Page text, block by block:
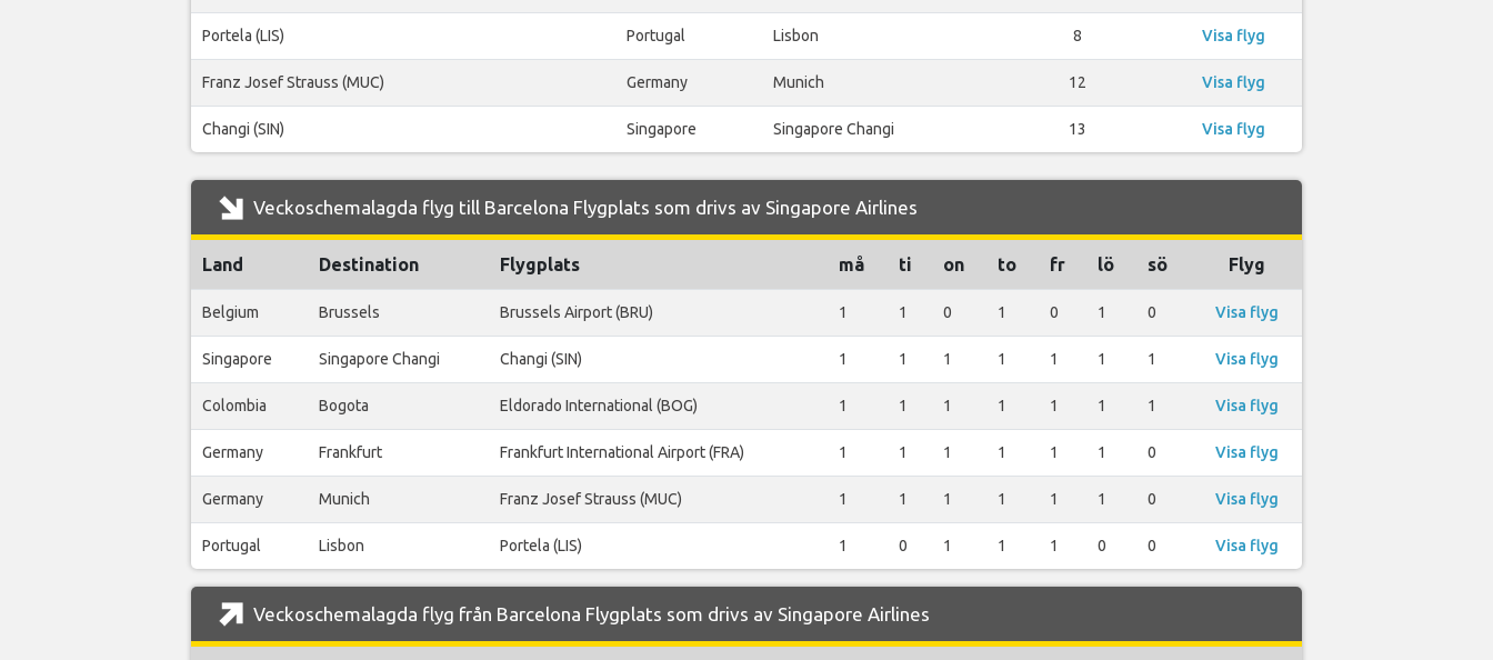
Portela (LIS) Portugal Lisbon 8 Visa flyg
Franz Josef Strauss (MUC) Germany Munich 12 Visa flyg
Changi (SIN) Singapore Singapore Changi 13 Visa flyg
Veckoschemalagda flyg till Barcelona Flygplats som drivs av Singapore Airlines
Land Destination Flygplats må ti on to fr lö sö Flyg
Belgium Brussels Brussels Airport (BRU) 1 1 0 1 0 1 0 Visa flyg
Singapore Singapore Changi Changi (SIN) 1 1 1 1 1 1 1 Visa flyg
Colombia Bogota Eldorado International (BOG) 1 1 1 1 1 1 1 Visa flyg
Germany Frankfurt Frankfurt International Airport (FRA) 1 1 1 1 1 1 0 Visa flyg
Germany Munich Franz Josef Strauss (MUC) 1 1 1 1 1 1 0 Visa flyg
Portugal Lisbon Portela (LIS) 1 0 1 1 1 0 0 Visa flyg
Veckoschemalagda flyg från Barcelona Flygplats som drivs av Singapore Airlines